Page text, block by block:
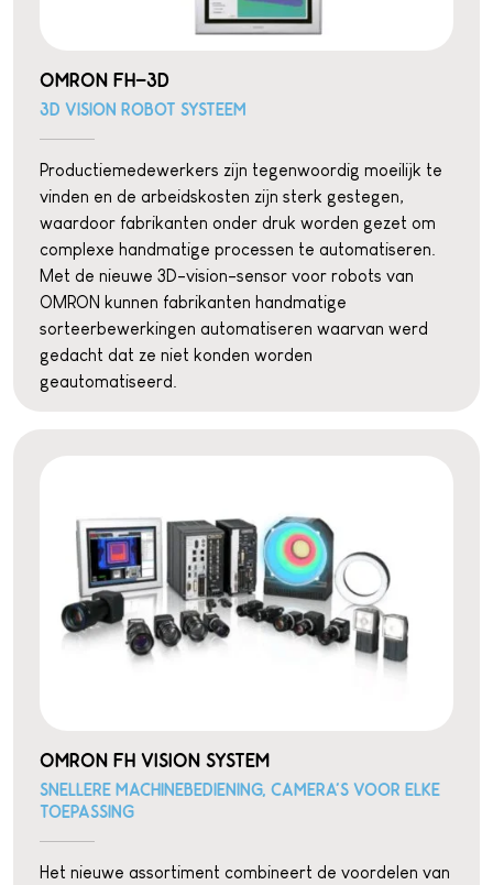
OMRON FH-3D
3D VISION ROBOT SYSTEEM
Productiemedewerkers zijn tegenwoordig moeilijk te
vinden en de arbeidskosten zijn sterk gestegen,
waardoor fabrikanten onder druk worden gezet om
complexe handmatige processen te automatiseren.
Met de nieuwe 3D-vision-sensor voor robots van
OMRON kunnen fabrikanten handmatige
sorteerbewerkingen automatiseren waarvan werd
gedacht dat ze niet konden worden
geautomatiseerd.
OMRON FH VISION SYSTEM
SNELLERE MACHINEBEDIENING, CAMERA'S VOOR ELKE
TOEPASSING
Het nieuwe assortiment combineert de voordelen van